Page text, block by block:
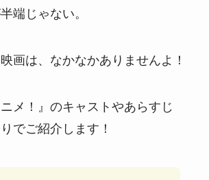
端じゃない。
画は、なかなかありませんよ！
メ！』のキャストやあらすじ
でご紹介します！